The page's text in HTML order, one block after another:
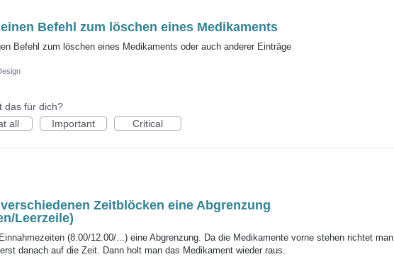
Befehl zum löschen eines Medikaments
Befehl zum löschen eines Medikaments oder auch anderer Einträge
das für dich?
all
Important Critical
Zeitblöcken eine Abgrenzung
Leerzeile)
(8.00/12.00/...) eine Abgrenzung. Da die Medikamente vorne stehen richtet man
danach auf die Zeit. Dann holt man das Medikament wieder raus.